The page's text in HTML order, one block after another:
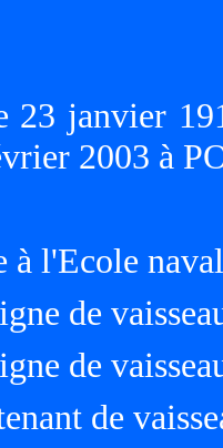
23 janvier
2003 à
à l'Ecole
de
de
de